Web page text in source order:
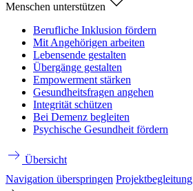
Menschen unterstützen
Berufliche Inklusion fördern
Mit Angehörigen arbeiten
Lebensende gestalten
Übergänge gestalten
Empowerment stärken
Gesundheitsfragen angehen
Integrität schützen
Bei Demenz begleiten
Psychische Gesundheit fördern
Übersicht
Navigation überspringen Projektbegleitung